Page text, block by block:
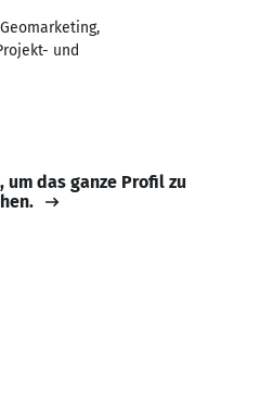
und
um das ganze Profil zu